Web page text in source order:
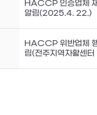
HACCP 인증업체
알림(2025.4. 22.)
HACCP 위반업체
림(전주지역자활센터